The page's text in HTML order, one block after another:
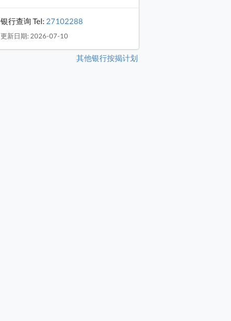
银行查询 Tel: 27102288
更新日期: 2026-07-10
其他银行按揭计划